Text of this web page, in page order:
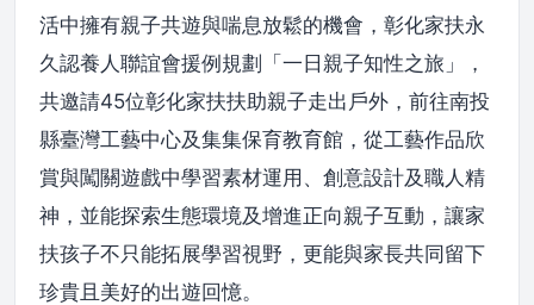
活中擁有親子共遊與喘息放鬆的機會，彰化家扶永
久認養人聯誼會援例規劃「一日親子知性之旅」，
共邀請45位彰化家扶扶助親子走出戶外，前往南投
縣臺灣工藝中心及集集保育教育館，從工藝作品欣
賞與闖關遊戲中學習素材運用、創意設計及職人精
神，並能探索生態環境及增進正向親子互動，讓家
扶孩子不只能拓展學習視野，更能與家長共同留下
珍貴且美好的出遊回憶。